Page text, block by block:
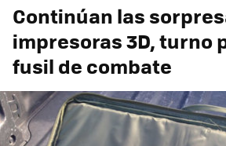
Continúan las
impresoras 3D, turno
fusil de combate